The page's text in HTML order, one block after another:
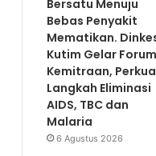
Bersatu Menuju
Bebas Penyakit
Mematikan.
Kutim Gelar Forum
Kemitraan,
Langkah Eliminasi
AIDS, TBC dan
Malaria
6 Agustus 2026